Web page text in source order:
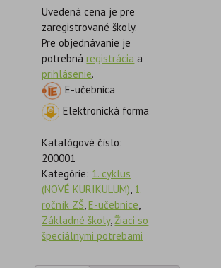
Uvedená cena je pre
zaregistrované školy.
Pre objednávanie je
potrebnáregistrácia a
prihlásenie.
E-učebnica
Elektronická forma
Katalógové číslo:
200001
Kategórie: 1. cyklus
(NOVÉ KURIKULUM), 1.
ročník ZŠ,E-učebnice,
Základné školy,Žiaci so
špeciálnymi potrebami